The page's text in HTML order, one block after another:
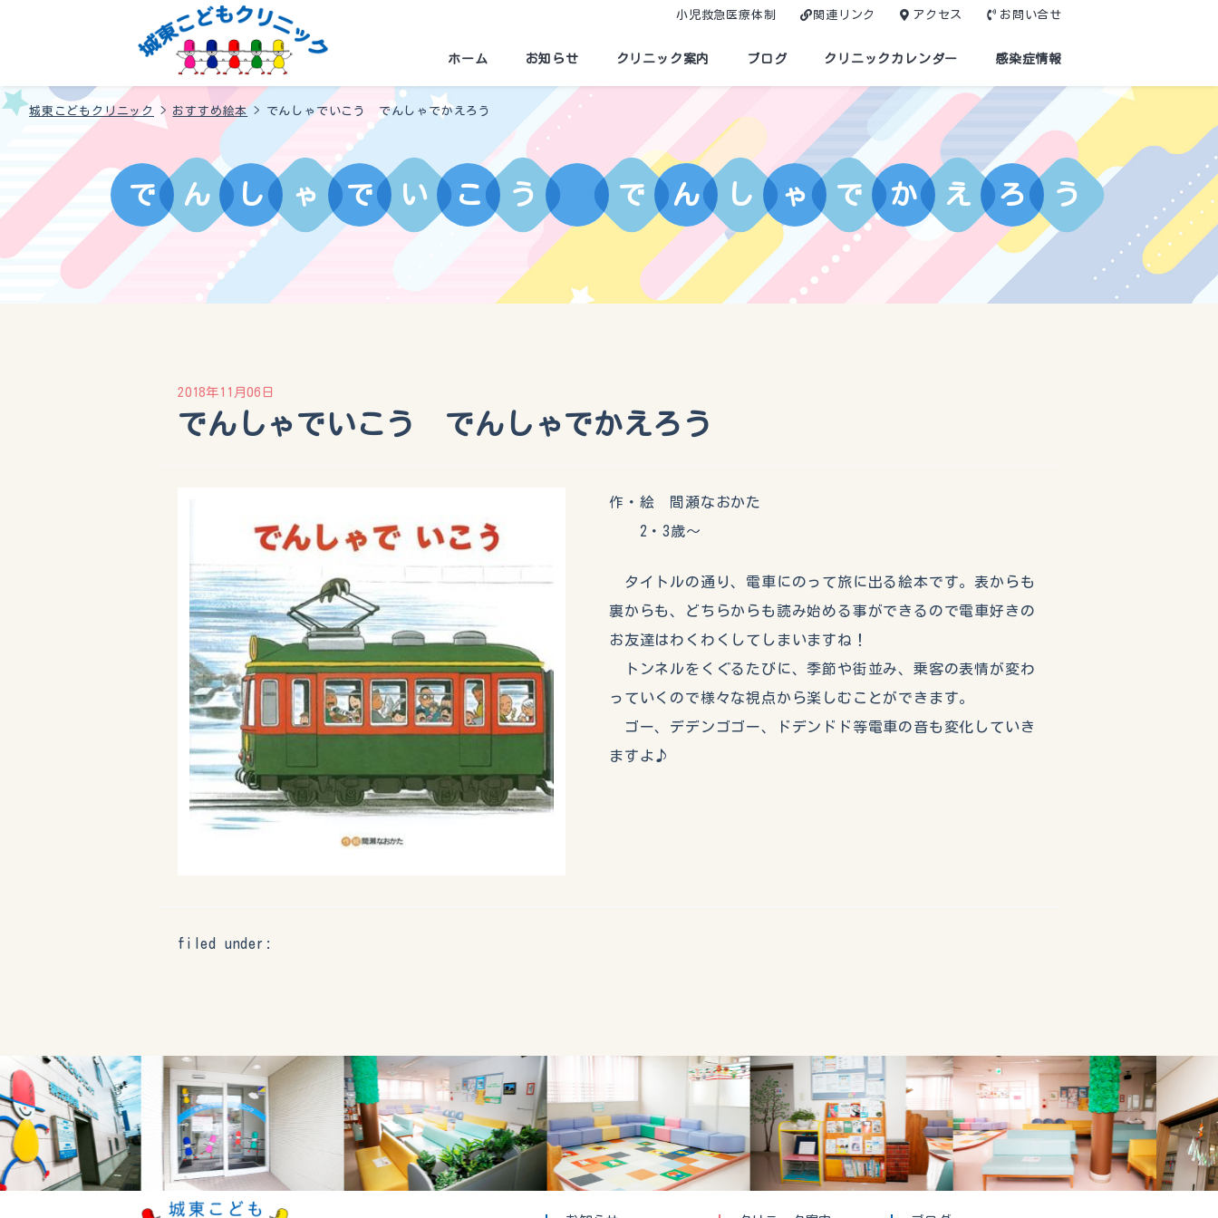
小児救急医療体制 関連リンク アクセス お問い合せ
ホーム お知らせ クリニック案内 ブログ クリニックカレンダー 感染症情報
城東こどもクリニック > おすすめ絵本> でんしゃでいこう でんしゃでかえろう
で ん し ゃ で い こ う で ん し ゃ で か え ろ う
2018年11月06日
でんしゃでいこう でんしゃでかえろう
作・絵 間瀬なおかた
2・3歳～
タイトルの通り、電車にのって旅に出る絵本です。表からも
裏からも、どちらからも読み始める事ができるので電車好きの
お友達はわくわくしてしまいますね！
トンネルをくぐるたびに、季節や街並み、乗客の表情が変わ
っていくので様々な視点から楽しむことができます。
ゴー、デデンゴゴー、ドデンドド等電車の音も変化していき
ますよ♪
filed under: